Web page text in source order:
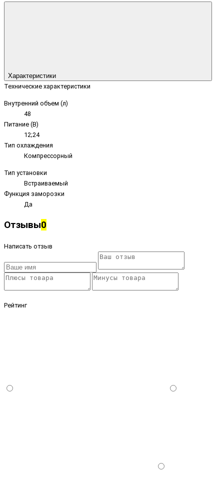
Характеристики
Технические характеристики
Внутренний объем (л)
48
Питание (В)
12;24
Тип охлаждения
Компрессорный
Тип установки
Встраиваемый
Функция заморозки
Да
Отзывы0
Написать отзыв
Рейтинг